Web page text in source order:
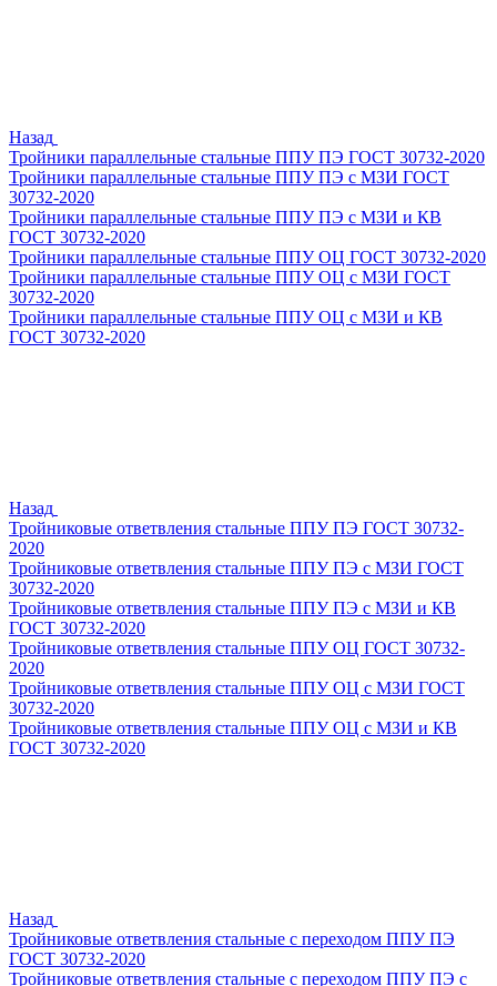
Назад
Тройники параллельные стальные ППУ ПЭ ГОСТ 30732-2020
Тройники параллельные стальные ППУ ПЭ с МЗИ ГОСТ
30732-2020
Тройники параллельные стальные ППУ ПЭ с МЗИ и КВ
ГОСТ 30732-2020
Тройники параллельные стальные ППУ ОЦ ГОСТ 30732-2020
Тройники параллельные стальные ППУ ОЦ с МЗИ ГОСТ
30732-2020
Тройники параллельные стальные ППУ ОЦ с МЗИ и КВ
ГОСТ 30732-2020
Назад
Тройниковые ответвления стальные ППУ ПЭ ГОСТ 30732-
2020
Тройниковые ответвления стальные ППУ ПЭ с МЗИ ГОСТ
30732-2020
Тройниковые ответвления стальные ППУ ПЭ с МЗИ и КВ
ГОСТ 30732-2020
Тройниковые ответвления стальные ППУ ОЦ ГОСТ 30732-
2020
Тройниковые ответвления стальные ППУ ОЦ с МЗИ ГОСТ
30732-2020
Тройниковые ответвления стальные ППУ ОЦ с МЗИ и КВ
ГОСТ 30732-2020
Назад
Тройниковые ответвления стальные с переходом ППУ ПЭ
ГОСТ 30732-2020
Тройниковые ответвления стальные с переходом ППУ ПЭ с